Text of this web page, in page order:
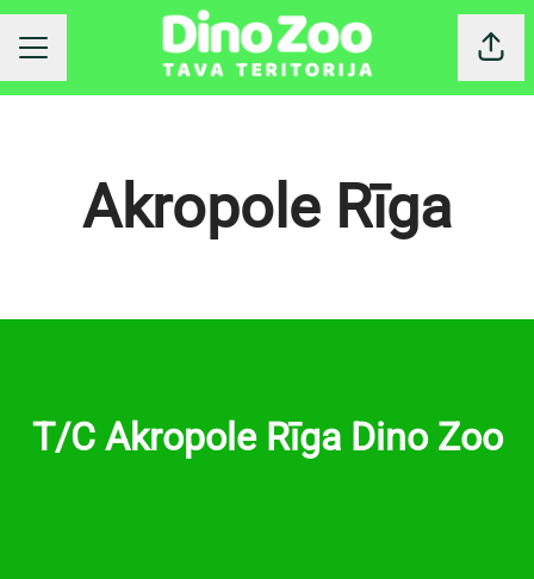
KARJERAS IZVĒLNE
Akropole Rīga
T/C Akropole Rīga Dino Zoo